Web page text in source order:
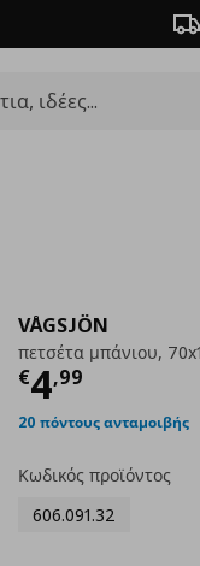
VÅGSJÖN
πετσέτα μπάνιου,
€4,99
20 πόντους ανταμοιβής
Κωδικός προϊόντος
606.091.32